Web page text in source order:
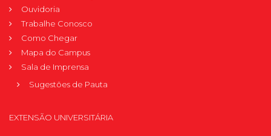
Ouvidoria
Trabalhe Conosco
Como Chegar
Mapa do Campus
Sala de Imprensa
Sugestões de Pauta
EXTENSÃO UNIVERSITÁRIA